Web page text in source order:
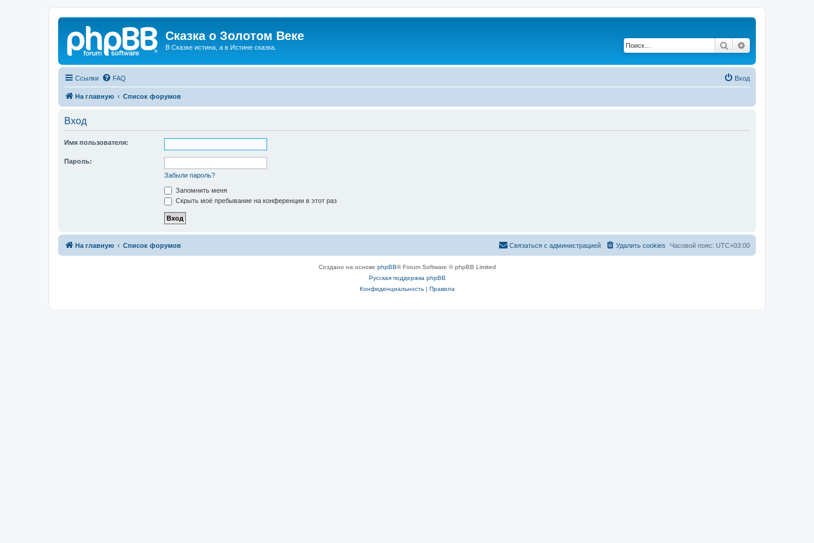
Сказка о Золотом Веке
В Сказке истина, а в Истине сказка. Поиск
Ссылки FAQ Вход
На главную Список форумов
Вход
Имя пользователя:
Пароль:
Забыли пароль?
Запомнить меня
Скрыть моё пребывание на конференции в этот раз
На главную Список форумов Часовой пояс: UTC+03:00
Удалить cookies
Связаться с администрацией
Создано на основе phpBB® Forum Software © phpBB Limited
Русская поддержка phpBB
Конфиденциальность| Правила